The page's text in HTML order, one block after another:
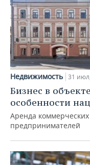
Недвижимость 31
Бизнес в
особенности
Аренда
предпринимателей